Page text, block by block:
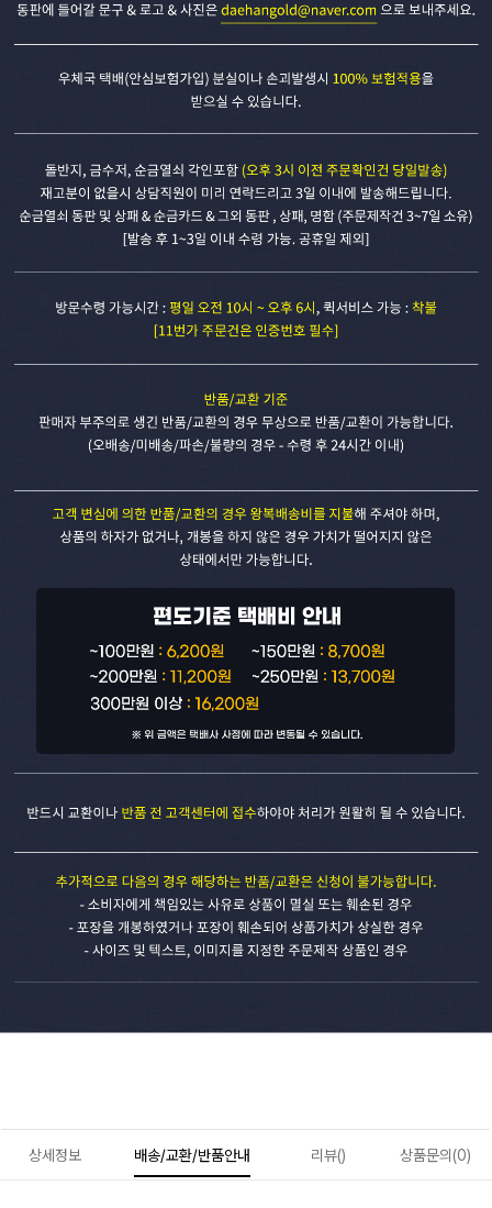
상세정보 배송/교환/반품안내 리뷰() 상품문의(0)